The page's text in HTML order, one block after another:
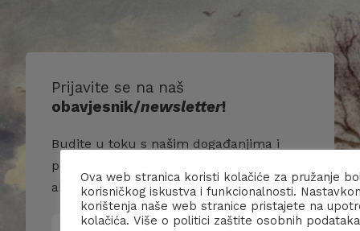
Prijavite se na naš
obavjesnik/newsletter!
Budite u toku s našim događanjima i
primajte više informacija o nama i našim
aktivnostima.
Ova web stranica koristi kolačiće za pružanje
korisničkog iskustva i funkcionalnosti.
korištenja naše web stranice pristajete na
kolačića. Više o politici zaštite osobnih podataka